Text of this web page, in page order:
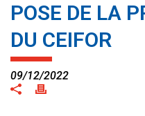
POSE DE LA
DU CEIFOR
09/12/2022